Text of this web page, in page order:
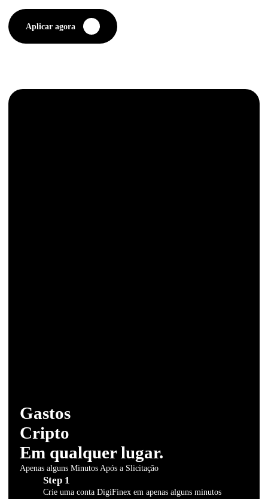
Aplicar agora
Gastos
Cripto
Em qualquer lugar.
Apenas alguns Minutos Após a Slicitação
Step 1
Crie uma conta DigiFinex em apenas alguns minutos